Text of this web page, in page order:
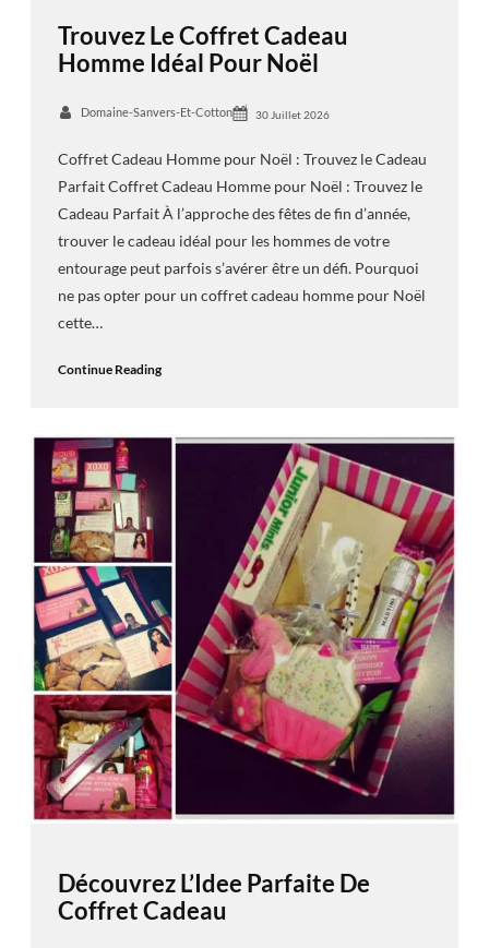
Trouvez Le Coffret Cadeau
Homme Idéal Pour Noël
Domaine-Sanvers-Et-Cotton 30 Juillet 2026
Coffret Cadeau Homme pour Noël : Trouvez le Cadeau
Parfait Coffret Cadeau Homme pour Noël : Trouvez le
Cadeau Parfait À l’approche des fêtes de fin d’année,
trouver le cadeau idéal pour les hommes de votre
entourage peut parfois s’avérer être un défi. Pourquoi
ne pas opter pour un coffret cadeau homme pour Noël
cette…
Continue Reading
Découvrez L’Idee Parfaite De
Coffret Cadeau